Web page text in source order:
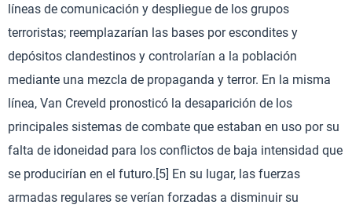
líneas de comunicación y despliegue de los grupos
terroristas; reemplazarían las bases por escondites y
depósitos clandestinos y controlarían a la población
mediante una mezcla de propaganda y terror. En la misma
línea, Van Creveld pronosticó la desaparición de los
principales sistemas de combate que estaban en uso por su
falta de idoneidad para los conflictos de baja intensidad que
se producirían en el futuro.[5] En su lugar, las fuerzas
armadas regulares se verían forzadas a disminuir su